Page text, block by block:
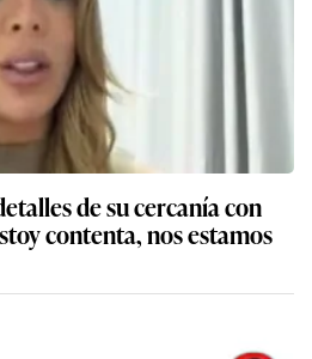
de su cercanía con
contenta, nos estamos